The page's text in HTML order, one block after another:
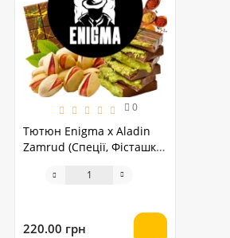
0
Тютюн Enigma x Aladin
Zamrud (Спеції, Фісташки,
220.00 грн